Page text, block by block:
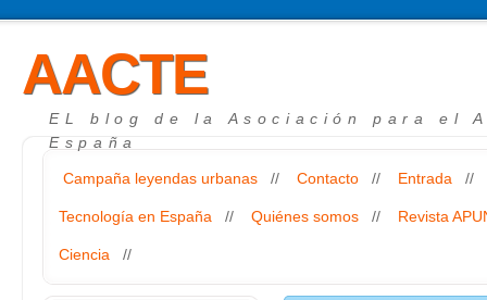
AACTE
EL blog de la Asociación para el
España
Campaña leyendas urbanas // Contacto // Entrada //
Tecnología en España // Quiénes somos // Revista
Ciencia //